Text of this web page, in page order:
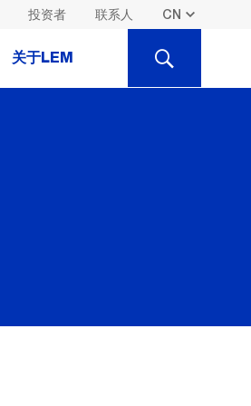
投资者 联系人
关于LEM SEARCH